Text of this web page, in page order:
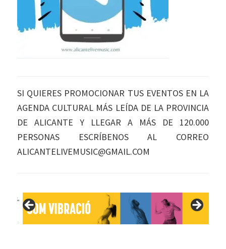
SI QUIERES PROMOCIONAR TUS EVENTOS EN LA
AGENDA CULTURAL MÁS LEÍDA DE LA PROVINCIA
DE ALICANTE Y LLEGAR A MÁS DE 120.000
PERSONAS ESCRÍBENOS AL CORREO
ALICANTELIVEMUSIC@GMAIL.COM